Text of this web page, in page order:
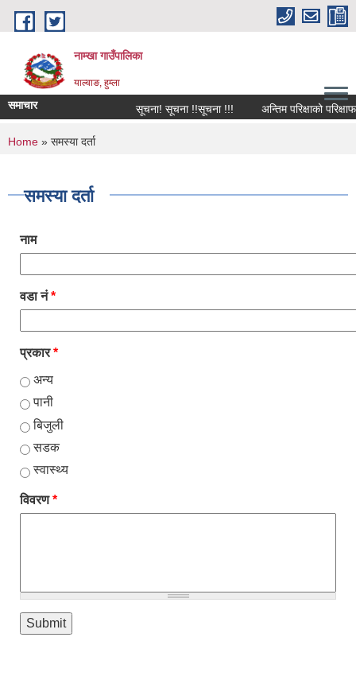
Skip to main content
नाम्खा गाउँपालिका
याल्वाङ, हुम्ला
समाचार सूचना! सूचना !!सूचना !!! अन्तिम परिक्षाको
You are here
Home » समस्या दर्ता
समस्या दर्ता
नाम
वडा नं*
प्रकार*
अन्य
पानी
बिजुली
सडक
स्वास्थ्य
विवरण*